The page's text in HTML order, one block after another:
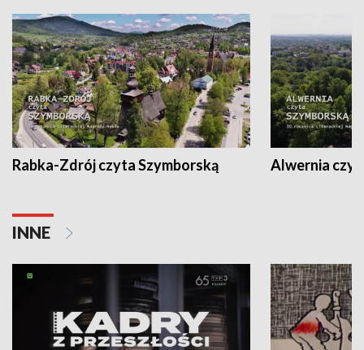
Rabka-Zdrój czyta Szymborską Alwernia
INNE